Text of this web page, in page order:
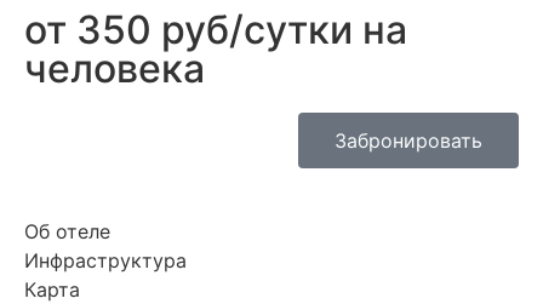
от 350 руб/сутки на
человека
Забронировать
Об отеле
Инфраструктура
Карта